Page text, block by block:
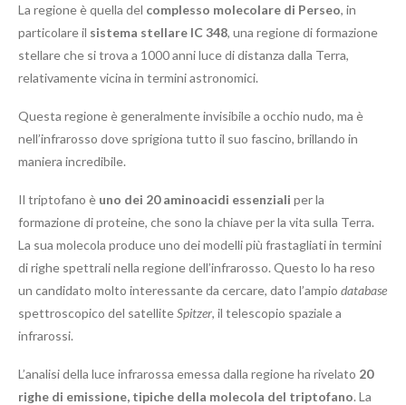
La regione è quella del complesso molecolare di Perseo, in
particolare il sistema stellare IC 348, una regione di formazione
stellare che si trova a 1000 anni luce di distanza dalla Terra,
relativamente vicina in termini astronomici.
Questa regione è generalmente invisibile a occhio nudo, ma è
nell’infrarosso dove sprigiona tutto il suo fascino, brillando in
maniera incredibile.
Il triptofano è uno dei 20 aminoacidi essenziali per la
formazione di proteine, che sono la chiave per la vita sulla Terra.
La sua molecola produce uno dei modelli più frastagliati in termini
di righe spettrali nella regione dell’infrarosso. Questo lo ha reso
un candidato molto interessante da cercare, dato l’ampio database
spettroscopico del satelliteSpitzer, il telescopio spaziale a
infrarossi.
L’analisi della luce infrarossa emessa dalla regione ha rivelato 20
righe di emissione, tipiche della molecola del triptofano. La